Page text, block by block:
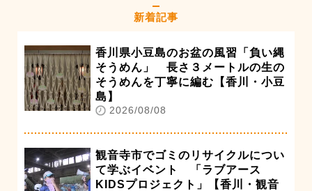
新着記事
香川県小豆島のお盆の風習「負い縄
そうめん」 長さ３メートルの生の
そうめんを丁寧に編む【香川・小豆
島】
2026/08/08
観音寺市でゴミのリサイクルについ
て学ぶイベント 「ラブアース
KIDSプロジェクト」【香川・観音